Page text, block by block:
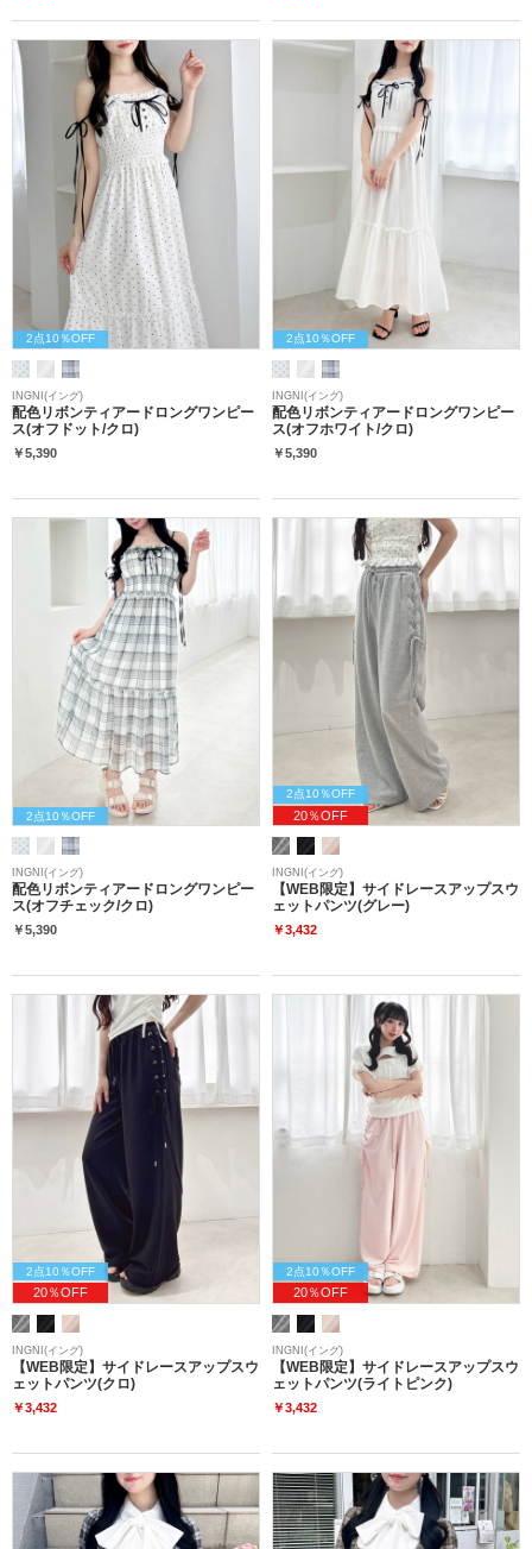
2点10％OFF
INGNI(イング)
配色リボンティアードロングワンピー
ス(オフドット/クロ)
￥5,390
2点10％OFF
INGNI(イング)
配色リボンティアードロングワンピー
ス(オフホワイト/クロ)
￥5,390
2点10％OFF
INGNI(イング)
配色リボンティアードロングワンピー
ス(オフチェック/クロ)
￥5,390
2点10％OFF
20％OFF
INGNI(イング)
【WEB限定】サイドレースアップスウ
ェットパンツ(グレー)
￥3,432
2点10％OFF
20％OFF
INGNI(イング)
【WEB限定】サイドレースアップスウ
ェットパンツ(クロ)
￥3,432
2点10％OFF
20％OFF
INGNI(イング)
【WEB限定】サイドレースアップスウ
ェットパンツ(ライトピンク)
￥3,432